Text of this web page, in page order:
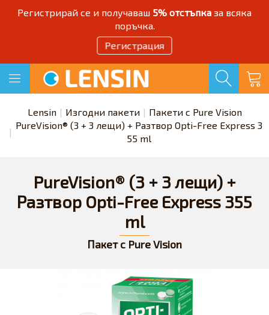
Регистрирай се и получаваш 5% отстъпка за всяка
поръчка.
Регистрация
Lensin Изгодни пакети
Пакети с Pure Vision
PureVision® (3 + 3 лещи) + Разтвор Opti-Free Express 3
55 ml
PureVision® (3 + 3 лещи) +
Разтвор Opti-Free Express 355
ml
Пакет с Pure Vision